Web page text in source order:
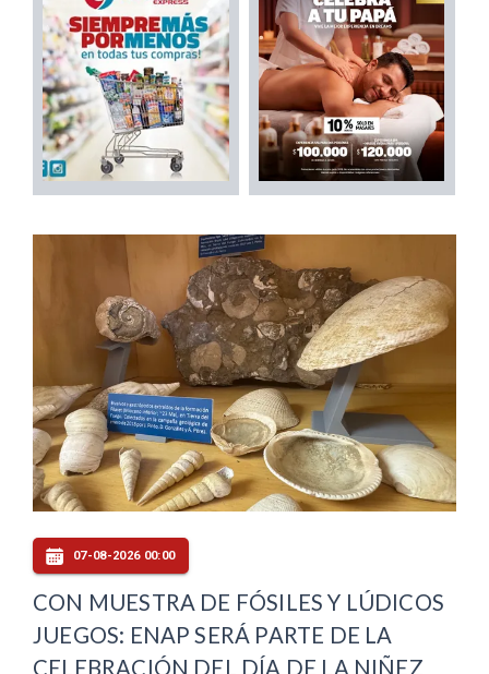
07-08-2026 00:00
CON MUESTRA DE FÓSILES Y LÚDICOS
JUEGOS: ENAP SERÁ PARTE DE LA
CELEBRACIÓN DEL DÍA DE LA NIÑEZ